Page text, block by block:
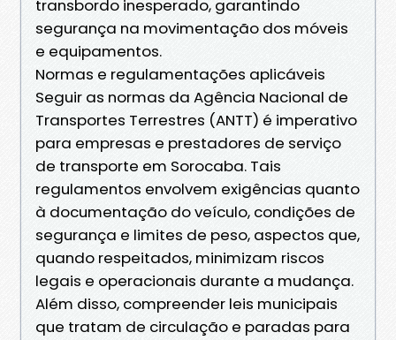
transbordo inesperado, garantindo
segurança na movimentação dos móveis
e equipamentos.
Normas e regulamentações aplicáveis
Seguir as normas da Agência Nacional de
Transportes Terrestres (ANTT) é imperativo
para empresas e prestadores de serviço
de transporte em Sorocaba. Tais
regulamentos envolvem exigências quanto
à documentação do veículo, condições de
segurança e limites de peso, aspectos que,
quando respeitados, minimizam riscos
legais e operacionais durante a mudança.
Além disso, compreender leis municipais
que tratam de circulação e paradas para